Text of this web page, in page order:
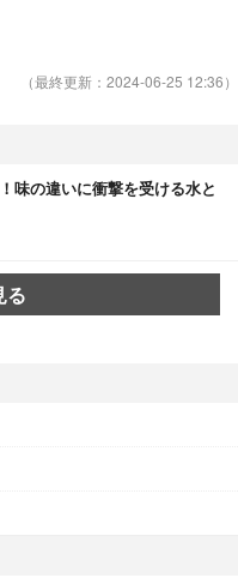
（最終更新：2024-06-25 12:36）
味の違いに衝撃を受ける水と
る